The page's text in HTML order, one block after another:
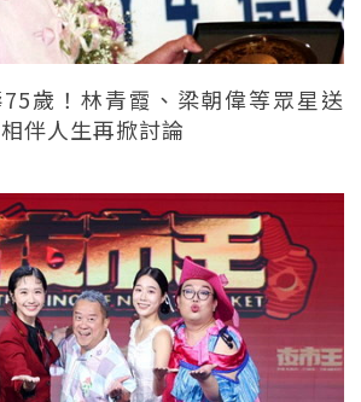
歲！林青霞、梁朝偉等眾星送
伴人生再掀討論